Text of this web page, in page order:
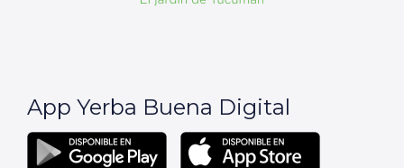
App Yerba Buena Digital